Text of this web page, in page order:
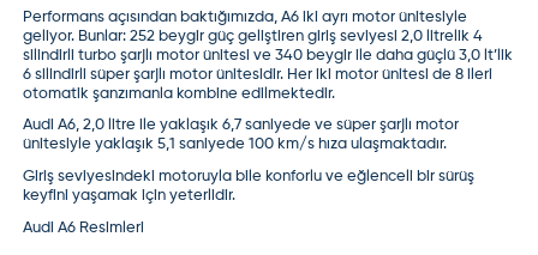
Performans açısından baktığımızda, A6 iki ayrı motor ünitesiyle
geliyor. Bunlar: 252 beygir güç geliştiren giriş seviyesi 2,0 litrelik 4
silindirli turbo şarjlı motor ünitesi ve 340 beygir ile daha güçlü 3,0 lt’lik
6 silindirli süper şarjlı motor ünitesidir. Her iki motor ünitesi de 8 ileri
otomatik şanzımanla kombine edilmektedir.
Audi A6, 2,0 litre ile yaklaşık 6,7 saniyede ve süper şarjlı motor
ünitesiyle yaklaşık 5,1 saniyede 100 km/s hıza ulaşmaktadır.
Giriş seviyesindeki motoruyla bile konforlu ve eğlenceli bir sürüş
keyfini yaşamak için yeterlidir.
Audi A6 Resimleri